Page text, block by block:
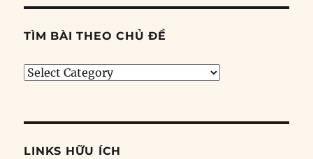
TÌM BÀI THEO CHỦ ĐỀ
Tìm
đề
LINKS HỮU ÍCH